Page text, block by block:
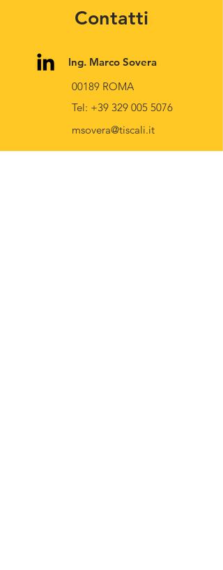
Contatti
Ing. Marco Sovera
00189 ROMA
Tel: +39 329 005 5076
msovera@tiscali.it